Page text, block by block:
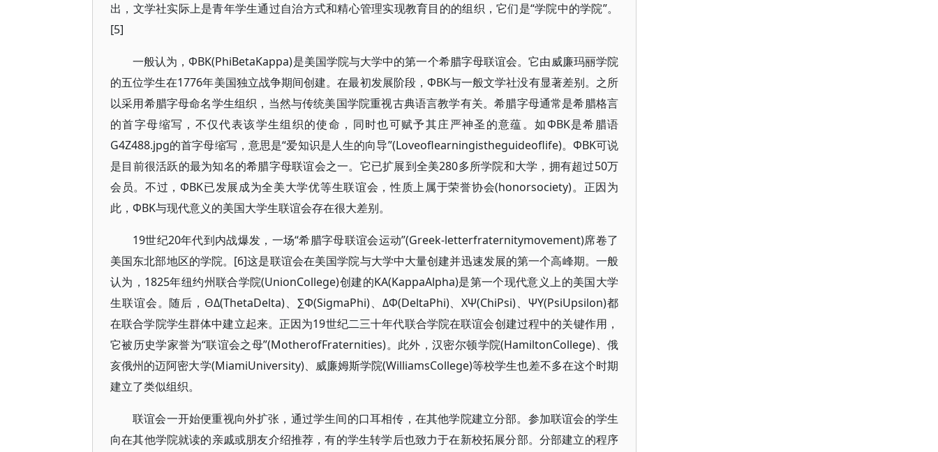
出，文学社实际上是青年学生通过自治方式和精心管理实现教育目的的组织，它们是“学院中的学院”。
[5]
一般认为，ФBK(PhiBetaKappa)是美国学院与大学中的第一个希腊字母联谊会。它由威廉玛丽学院
的五位学生在1776年美国独立战争期间创建。在最初发展阶段，ФBK与一般文学社没有显著差别。之所
以采用希腊字母命名学生组织，当然与传统美国学院重视古典语言教学有关。希腊字母通常是希腊格言
的首字母缩写，不仅代表该学生组织的使命，同时也可赋予其庄严神圣的意蕴。如ФBK是希腊语
G4Z488.jpg的首字母缩写，意思是“爱知识是人生的向导”(Loveoflearningistheguideoflife)。ФBK可说
是目前很活跃的最为知名的希腊字母联谊会之一。它已扩展到全美280多所学院和大学，拥有超过50万
会员。不过，ФBK已发展成为全美大学优等生联谊会，性质上属于荣誉协会(honorsociety)。正因为
此，ФBK与现代意义的美国大学生联谊会存在很大差别。
19世纪20年代到内战爆发，一场“希腊字母联谊会运动”(Greek-letterfraternitymovement)席卷了
美国东北部地区的学院。[6]这是联谊会在美国学院与大学中大量创建并迅速发展的第一个高峰期。一般
认为，1825年纽约州联合学院(UnionCollege)创建的KA(KappaAlpha)是第一个现代意义上的美国大学
生联谊会。随后，ΘΔ(ThetaDelta)、∑Ф(SigmaPhi)、ΔФ(DeltaPhi)、XΨ(ChiPsi)、ΨΥ(PsiUpsilon)都
在联合学院学生群体中建立起来。正因为19世纪二三十年代联合学院在联谊会创建过程中的关键作用，
它被历史学家誉为“联谊会之母”(MotherofFraternities)。此外，汉密尔顿学院(HamiltonCollege)、俄
亥俄州的迈阿密大学(MiamiUniversity)、威廉姆斯学院(WilliamsCollege)等校学生也差不多在这个时期
建立了类似组织。
联谊会一开始便重视向外扩张，通过学生间的口耳相传，在其他学院建立分部。参加联谊会的学生
向在其他学院就读的亲戚或朋友介绍推荐，有的学生转学后也致力于在新校拓展分部。分部建立的程序